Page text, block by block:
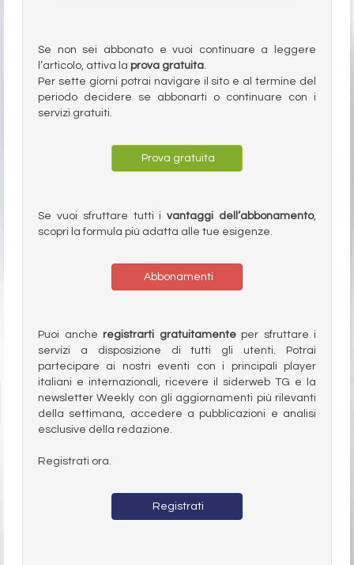
Se non sei abbonato e vuoi continuare a leggere
l’articolo, attiva la prova gratuita.
Per sette giorni potrai navigare il sito e al termine del
periodo decidere se abbonarti o continuare con i
servizi gratuiti.
Prova gratuita
Se vuoi sfruttare tutti ivantaggi dell’abbonamento,
scopri la formula più adatta alle tue esigenze.
Abbonamenti
Puoi anche registrarti gratuitamenteper sfruttare i
servizi a disposizione di tutti gli utenti. Potrai
partecipare ai nostri eventi con i principali player
italiani e internazionali, ricevere il siderweb TG e la
newsletter Weekly con gli aggiornamenti più rilevanti
della settimana, accedere a pubblicazioni e analisi
esclusive della redazione.
Registrati ora.
Registrati